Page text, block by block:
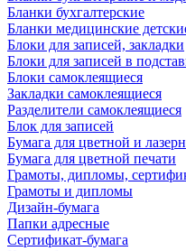
Бланки бухгалтерские
Бланки медицинские
Блоки для записей, закладки
Блоки для записей в
Блоки самоклеящиеся
Закладки самоклеящиеся
Разделители самоклеящиеся
Блок для записей
Бумага для цветной и
Бумага для цветной печати
Грамоты, дипломы,
Грамоты и дипломы
Дизайн-бумага
Папки адресные
Сертификат-бумага